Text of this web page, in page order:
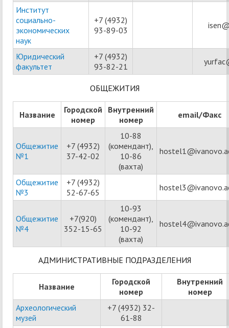
Институт
социально-
экономических
наук
+7 (4932)
93-89-03
Юридический
факультет
+7 (4932)
93-82-21
ОБЩЕЖИТИЯ
Название
Городской
номер
Внутренний
номер
email/Факс
Общежитие
№1
+7 (4932)
37-42-02
10-88
(комендант),
10-86
(вахта)
Общежитие
№3
+7 (4932)
52-67-65
Общежитие
№4
+7(920)
352-15-65
10-93
(комендант),
10-92
(вахта)
АДМИНИСТРАТИВНЫЕ ПОДРАЗДЕЛЕНИЯ
Название
Городской
номер
Внутренний
номер
Археологический
музей
+7 (4932) 32-
61-88